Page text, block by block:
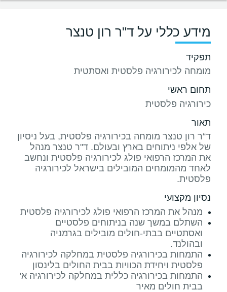
מידע כללי על ד"ר רון טנצר
תפקיד
מומחה לכירורגיה פלסטית ואסתטית
תחום ראשי
כירורגיה פלסטית
תאור
ד“ר רון טנצר מומחה בכירורגיה פלסטית, בעל ניסיון
של אלפי ניתוחים בארץ ובעולם. ד"ר טנצר מנהל
את המרכז הרפואי פולג לכירורגיה פלסטית ונחשב
לאחד מהמומחים המובילים בישראל לכירורגיה
פלסטית.
נסיון מקצועי
מנהל את המרכז הרפואי פולג לכירורגיה פלסטית
השתלם במשך שנה בניתוחים פלסטיים
ואסתטיים בבתי-חולים מובילים בגרמניה
ובהולנד.
התמחות בכירורגיה פלסטית במחלקה לכירורגיה
פלסטית ויחידת הכוויות בבית החולים בלינסון
התמחות בכירורגיה כללית במחלקה לכירורגיה א'
בבית חולים מאיר